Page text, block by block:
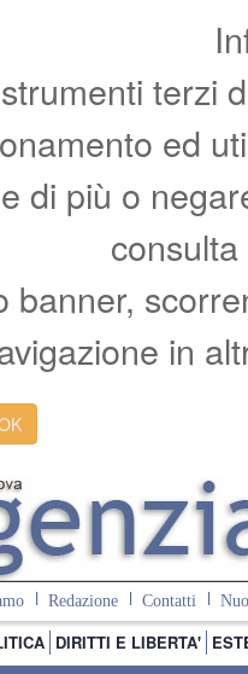
terzi
ed
di più o
banner,
in
Redazione Contatti
DIRITTI E LIBERTA'